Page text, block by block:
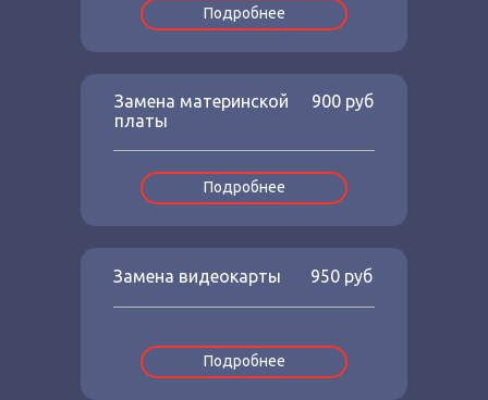
Замена материнской
платы
900 руб
Замена видеокарты 950 руб
Подробнее
Подробнее
Подробнее